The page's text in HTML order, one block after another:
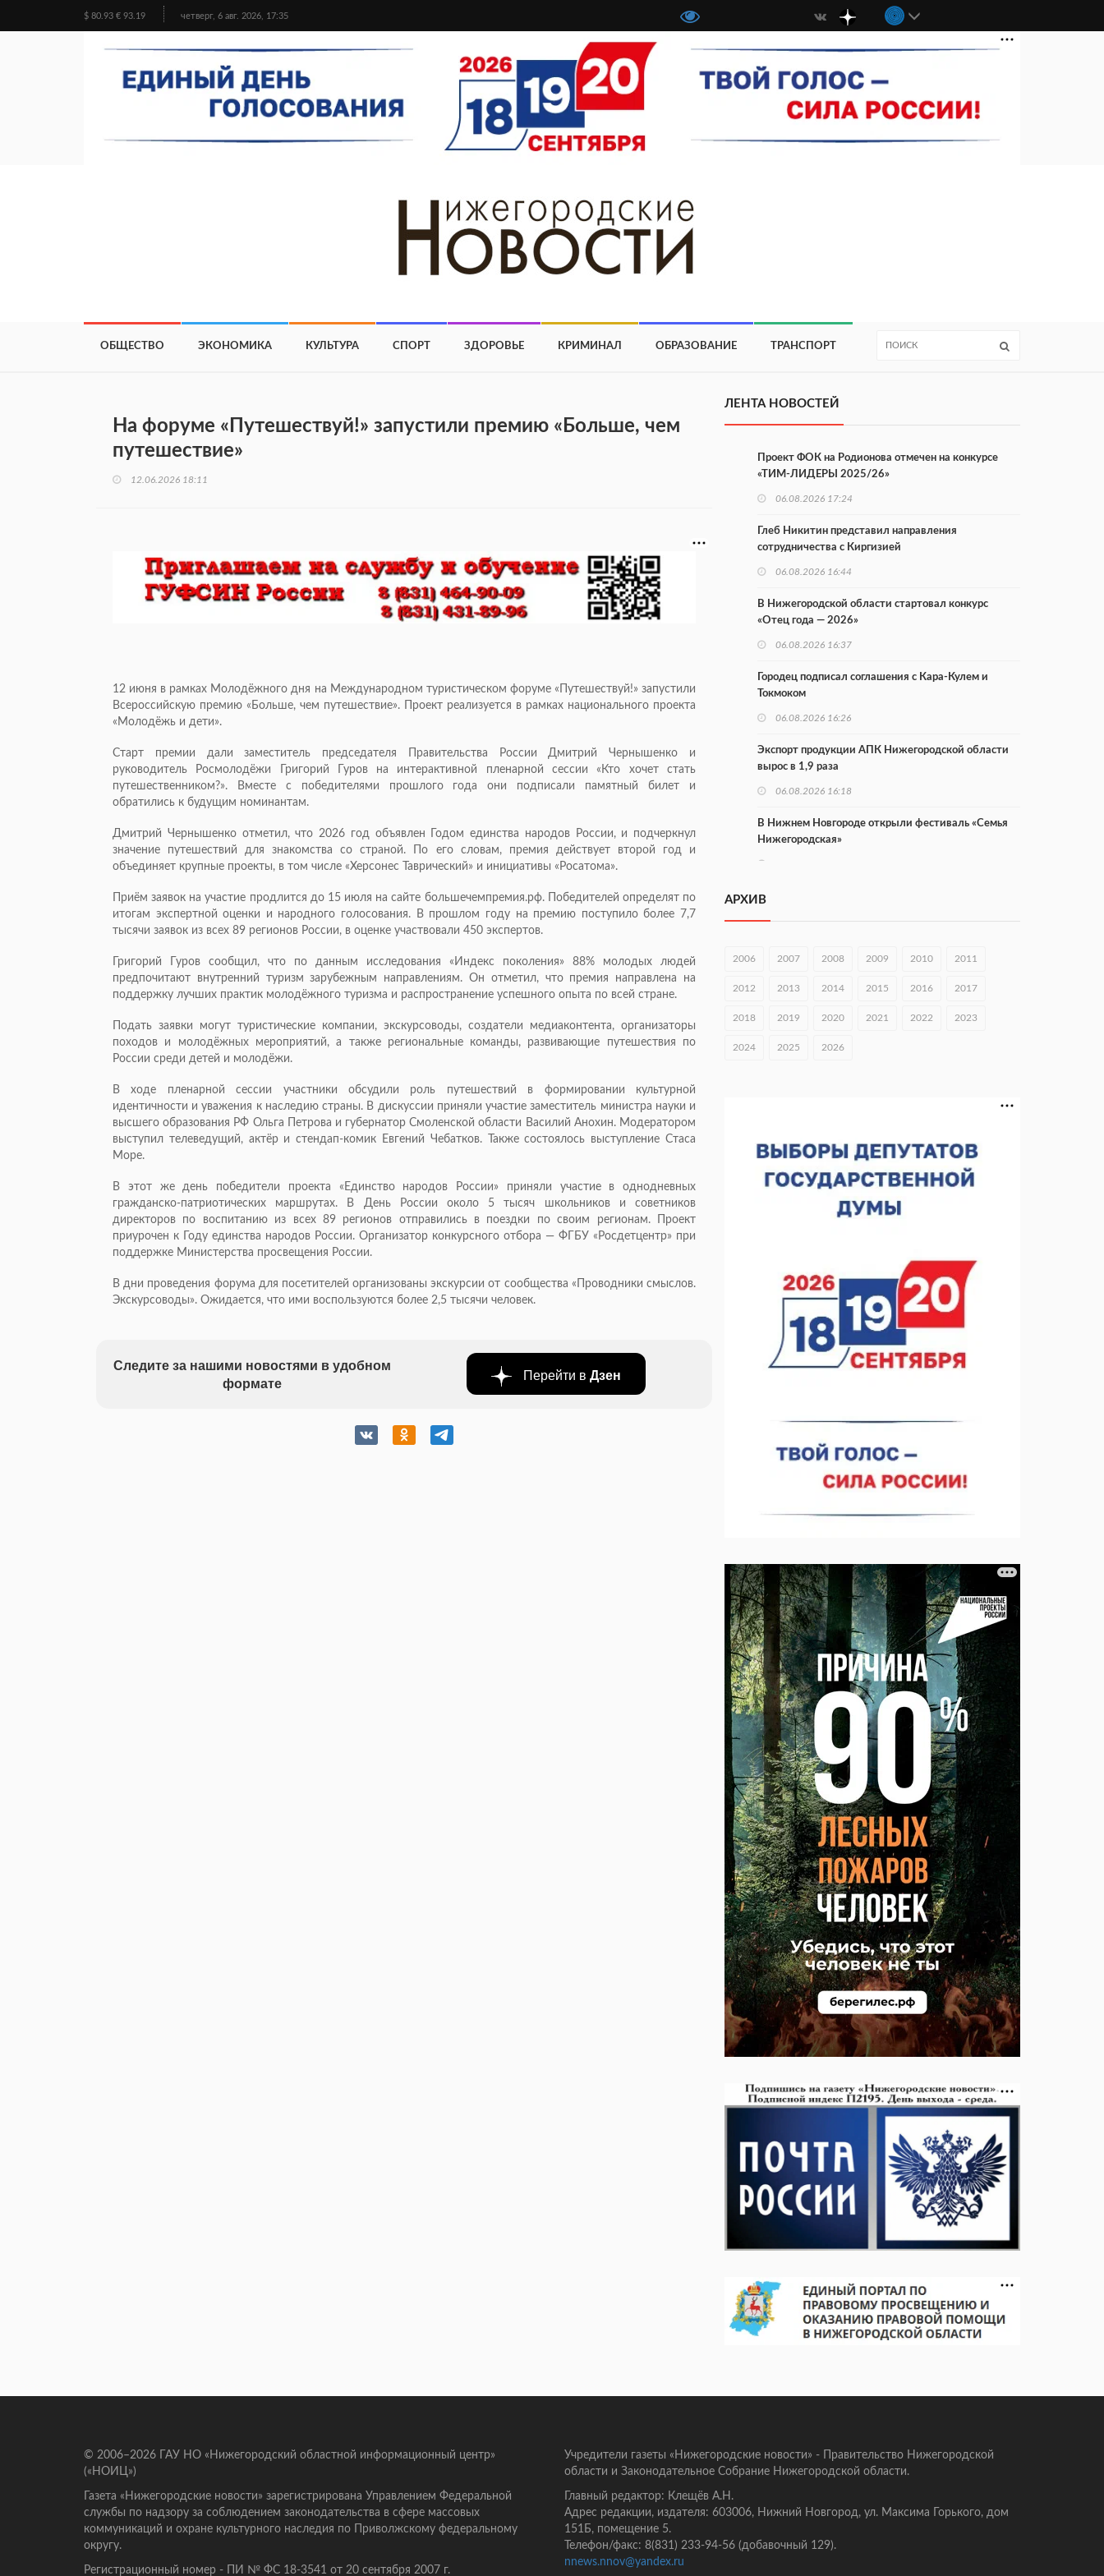
$ 80.93 € 93.19 четверг, 6 авг. 2026, 17:35
ОБЩЕСТВО ЭКОНОМИКА КУЛЬТУРА СПОРТ ЗДОРОВЬЕ КРИМИНАЛ ОБРАЗОВАНИЕ ТРАНСПОРТ
На форуме «Путешествуй!» запустили премию «Больше, чем
путешествие»
12.06.2026 18:11
12 июня в рамках Молодёжного дня на Международном туристическом форуме «Путешествуй!» запустили
Всероссийскую премию «Больше, чем путешествие». Проект реализуется в рамках национального проекта
«Молодёжь и дети».
Старт премии дали заместитель председателя Правительства России Дмитрий Чернышенко и
руководитель Росмолодёжи Григорий Гуров на интерактивной пленарной сессии «Кто хочет стать
путешественником?». Вместе с победителями прошлого года они подписали памятный билет и
обратились к будущим номинантам.
Дмитрий Чернышенко отметил, что 2026 год объявлен Годом единства народов России, и подчеркнул
значение путешествий для знакомства со страной. По его словам, премия действует второй год и
объединяет крупные проекты, в том числе «Херсонес Таврический» и инициативы «Росатома».
Приём заявок на участие продлится до 15 июля на сайте большечемпремия.рф. Победителей определят по
итогам экспертной оценки и народного голосования. В прошлом году на премию поступило более 7,7
тысячи заявок из всех 89 регионов России, в оценке участвовали 450 экспертов.
Григорий Гуров сообщил, что по данным исследования «Индекс поколения» 88% молодых людей
предпочитают внутренний туризм зарубежным направлениям. Он отметил, что премия направлена на
поддержку лучших практик молодёжного туризма и распространение успешного опыта по всей стране.
Подать заявки могут туристические компании, экскурсоводы, создатели медиаконтента, организаторы
походов и молодёжных мероприятий, а также региональные команды, развивающие путешествия по
России среди детей и молодёжи.
В ходе пленарной сессии участники обсудили роль путешествий в формировании культурной
идентичности и уважения к наследию страны. В дискуссии приняли участие заместитель министра науки и
высшего образования РФ Ольга Петрова и губернатор Смоленской области Василий Анохин. Модератором
выступил телеведущий, актёр и стендап-комик Евгений Чебатков. Также состоялось выступление Стаса
Море.
В этот же день победители проекта «Единство народов России» приняли участие в однодневных
гражданско-патриотических маршрутах. В День России около 5 тысяч школьников и советников
директоров по воспитанию из всех 89 регионов отправились в поездки по своим регионам. Проект
приурочен к Году единства народов России. Организатор конкурсного отбора — ФГБУ «Росдетцентр» при
поддержке Министерства просвещения России.
В дни проведения форума для посетителей организованы экскурсии от сообщества «Проводники смыслов.
Экскурсоводы». Ожидается, что ими воспользуются более 2,5 тысячи человек.
Следите за нашими новостями в удобном
формате
Перейти в Дзен
ЛЕНТА НОВОСТЕЙ
Проект ФОК на Родионова отмечен на конкурсе
«ТИМ-ЛИДЕРЫ 2025/26»
06.08.2026 17:24
Глеб Никитин представил направления
сотрудничества с Киргизией
06.08.2026 16:44
В Нижегородской области стартовал конкурс
«Отец года — 2026»
06.08.2026 16:37
Городец подписал соглашения с Кара-Кулем и
Токмоком
06.08.2026 16:26
Экспорт продукции АПК Нижегородской области
вырос в 1,9 раза
06.08.2026 16:18
В Нижнем Новгороде открыли фестиваль «Семья
Нижегородская»
Нижегородская область подписала соглашения с
Нижневолжской набережной прошел необычный
Они закрыли наш гештальт
Более 30 нижегородцев прошли обучение для
соцконтракта
06.08.2026 14:46
06.08.2026 14:41
КХЛ + МХЛ. Острая конкуренция в нижегородском
«Торпедо»
06.08.2026 14:35
АРХИВ
2006 2007 2008 2009 2010 2011
2012 2013 2014 2015 2016 2017
2018 2019 2020 2021 2022 2023
2024 2025 2026
© 2006–2026 ГАУ НО «Нижегородский областной информационный центр»
(«НОИЦ»)
Газета «Нижегородские новости» зарегистрирована Управлением Федеральной
службы по надзору за соблюдением законодательства в сфере массовых
коммуникаций и охране культурного наследия по Приволжскому федеральному
округу.
Регистрационный номер - ПИ № ФС 18-3541 от 20 сентября 2007 г.
Учредители газеты «Нижегородские новости» - Правительство Нижегородской
области и Законодательное Собрание Нижегородской области.
Главный редактор: Клещёв А.Н.
Адрес редакции, издателя: 603006, Нижний Новгород, ул. Максима Горького, дом
151Б, помещение 5.
Телефон/факс: 8(831) 233-94-56 (добавочный 129).
nnews.nnov@yandex.ru